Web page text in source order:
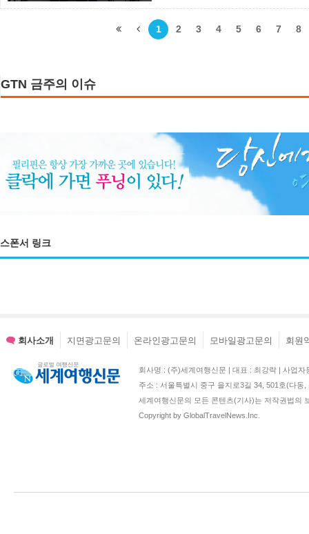
추진한다. 공사 대구경북지사는
객 대상 식음 바우처 등..
1 2 3 4 5 6 7 8
GTN 금주의 이슈
스폰서 링크
회사소개 지면광고문의 온라인광고문의 모바일광고문의 회원
회사명 : (주)세계여행신문 | 대표 : 최강락 | 사업
주소 : 서울특별시 중구 을지로3길 34, 501호(다
세계여행신문의 모든 콘텐츠(기사)는 저작권법의
Copyright by GlobalTravelNews.Inc.